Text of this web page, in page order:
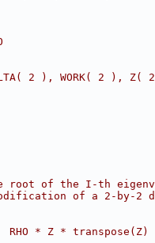
2 ), WORK( 2 ), Z(
root of the I-th
of a 2-by-2
* Z * transpose(Z)